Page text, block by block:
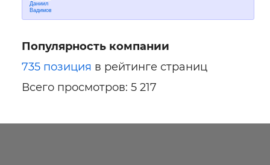
Даниил
Вадимович
Популярность компании
735 позиция в рейтинге страниц
Всего просмотров: 5 217